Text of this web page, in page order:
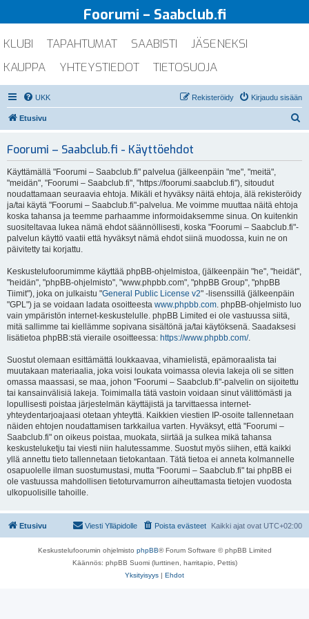
Foorumi – Saabclub.fi
KLUBI TAPAHTUMAT SAABISTI
JÄSENEKSI
KAUPPA
YHTEYSTIEDOT TIETOSUOJA
UKK Kirjaudu sisään
Rekisteröidy
Etusivu
Foorumi – Saabclub.fi - Käyttöehdot
Käyttämällä "Foorumi – Saabclub.fi" palvelua (jälkeenpäin "me", "meitä",
"meidän", "Foorumi – Saabclub.fi", "https://foorumi.saabclub.fi"), sitoudut
noudattamaan seuraavia ehtoja. Mikäli et hyväksy näitä ehtoja, älä rekisteröidy
ja/tai käytä "Foorumi – Saabclub.fi"-palvelua. Me voimme muuttaa näitä ehtoja
koska tahansa ja teemme parhaamme informoidaksemme sinua. On kuitenkin
suositeltavaa lukea nämä ehdot säännöllisesti, koska "Foorumi – Saabclub.fi"-
palvelun käyttö vaatii että hyväksyt nämä ehdot siinä muodossa, kuin ne on
päivitetty tai korjattu.
Keskustelufoorumimme käyttää phpBB-ohjelmistoa, (jälkeenpäin "he", "heidät",
"heidän", "phpBB-ohjelmisto", "www.phpbb.com", "phpBB Group", "phpBB
Tiimit"), joka on julkaistu "General Public License v2" -lisenssillä (jälkeenpäin
"GPL") ja se voidaan ladata osoitteesta www.phpbb.com. phpBB-ohjelmisto luo
vain ympäristön internet-keskustelulle. phpBB Limited ei ole vastuussa siitä,
mitä sallimme tai kiellämme sopivana sisältönä ja/tai käytöksenä. Saadaksesi
lisätietoa phpBB:stä vieraile osoitteessa: https://www.phpbb.com/.
Suostut olemaan esittämättä loukkaavaa, vihamielistä, epämoraalista tai
muutakaan materiaalia, joka voisi loukata voimassa olevia lakeja oli se sitten
omassa maassasi, se maa, johon "Foorumi – Saabclub.fi"-palvelin on sijoitettu
tai kansainvälisiä lakeja. Toimimalla tätä vastoin voidaan sinut välittömästi ja
lopullisesti poistaa järjestelmän käyttäjistä ja tarvittaessa internet-
yhteydentarjoajaasi otetaan yhteyttä. Kaikkien viestien IP-osoite tallennetaan
näiden ehtojen noudattamisen tarkkailua varten. Hyväksyt, että "Foorumi –
Saabclub.fi" on oikeus poistaa, muokata, siirtää ja sulkea mikä tahansa
keskusteluketju tai viesti niin halutessamme. Suostut myös siihen, että kaikki
yllä annettu tieto tallennetaan tietokantaan. Tätä tietoa ei anneta kolmannelle
osapuolelle ilman suostumustasi, mutta "Foorumi – Saabclub.fi" tai phpBB ei
ole vastuussa mahdollisen tietoturvamurron aiheuttamasta tietojen vuodosta
ulkopuolisille tahoille.
Etusivu Kaikki ajat ovat UTC+02:00
Poista evästeet
Viesti Ylläpidolle
Keskustelufoorumin ohjelmisto phpBB® Forum Software © phpBB Limited
Käännös: phpBB Suomi (lurttinen, harritapio, Pettis)
Yksityisyys | Ehdot